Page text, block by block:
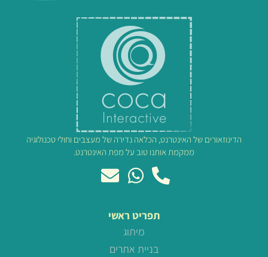
הדינוזאורים של האינטרנט, הכלאה נדירה של מעצבים וחולי טכנולוגיה
ממקמת אותנו טוב על מפת האינטרנט.
תפריט ראשי
מיתוג
בניית אתרים